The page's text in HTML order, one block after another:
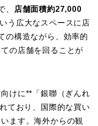
、
店舗面積約27,000
う広大なスペースに店
の構造ながら、効率的
の店舗を回ることが
けに**「銀聯（ぎんれ
ており、国際的な買い
ます。海外からの観